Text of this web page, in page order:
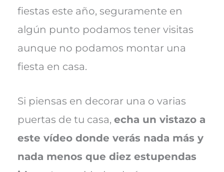
fiestas este año, seguramente en
algún punto podamos tener visitas
aunque no podamos montar una
fiesta en casa.
Si piensas en decorar una o varias
puertas de tu casa, echa un vistazo a
este vídeo donde verás nada más y
nada menos que diez estupendas